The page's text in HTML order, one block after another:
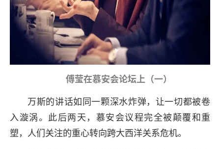
傅莹在慕安会论坛上（一）
万斯的讲话如同一颗深水炸弹，让一切都被卷
入漩涡。此后两天，慕安会议程完全被颠覆和重
塑，人们关注的重心转向跨大西洋关系危机。